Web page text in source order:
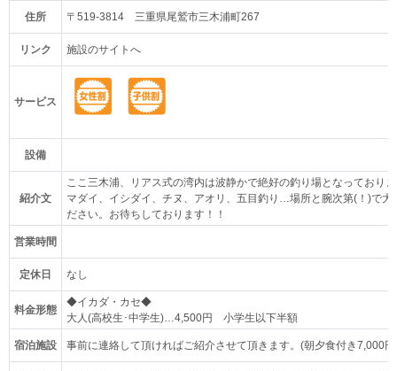
住所 〒519-3814 三重県尾鷲市三木浦町267
リンク 施設のサイトへ
サービス
設備
紹介文
ここ三木浦、リアス式の湾内は波静かで絶好の釣り場となっており
マダイ、イシダイ、チヌ、アオリ、五目釣り…場所と腕次第(！)で
ださい。お待ちしております！！
営業時間
定休日 なし
料金形態
◆イカダ・カセ◆
大人(高校生･中学生)…4,500円 小学生以下半額
宿泊施設 事前に連絡して頂ければご紹介させて頂きます。(朝夕食付き7,000